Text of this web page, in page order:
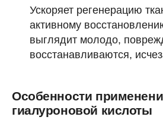
Ускоряет регенерацию
активному
выглядит молодо,
восстанавливаются,
Особенности
гиалуроновой кислоты